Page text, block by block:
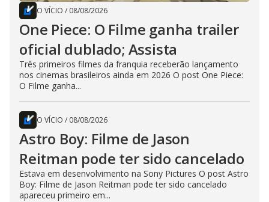
O VÍCIO / 08/08/2026
One Piece: O Filme ganha trailer
oficial dublado; Assista
Três primeiros filmes da franquia receberão lançamento
nos cinemas brasileiros ainda em 2026 O post One Piece:
O Filme ganha...
O VÍCIO / 08/08/2026
Astro Boy: Filme de Jason
Reitman pode ter sido cancelado
Estava em desenvolvimento na Sony Pictures O post Astro
Boy: Filme de Jason Reitman pode ter sido cancelado
apareceu primeiro em...